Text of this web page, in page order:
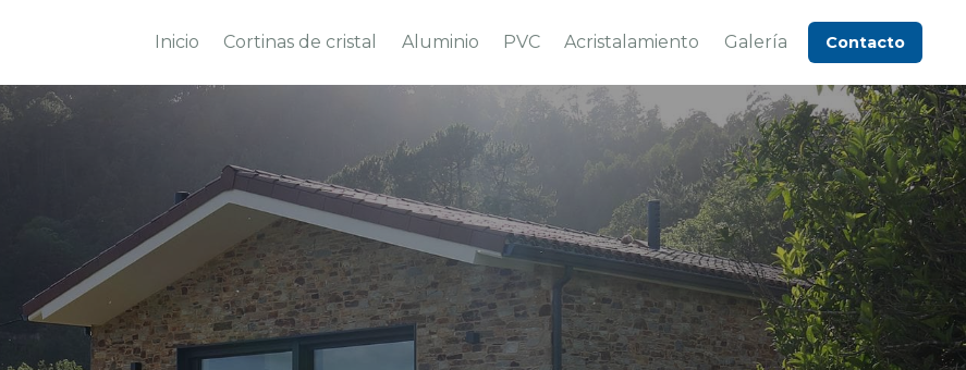
Inicio Cortinas de cristal Aluminio PVC Acristalamiento Galería Contacto